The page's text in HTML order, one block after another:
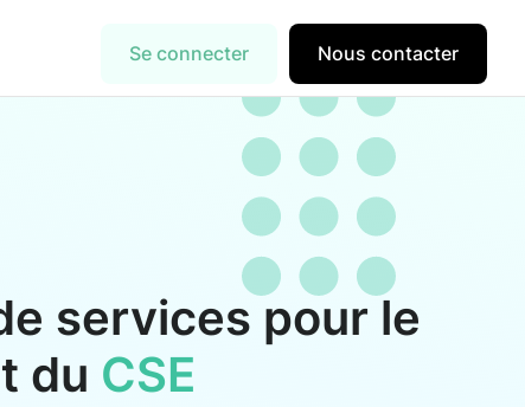
Se connecter Nous contacter
services pour le
du CSE